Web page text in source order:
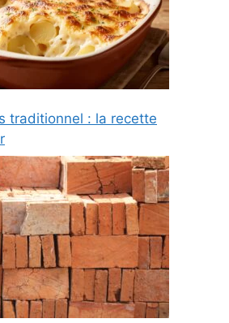
traditionnel : la recette